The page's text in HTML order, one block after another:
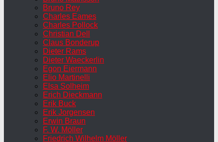
Bruno Rey
Charles Eames
Charles Pollock
Christian Dell
Claus Bonderup
Dieter Rams
Dieter Waeckerlin
Egon Eiermann
Elio Martinelli
Elsa Solheim
Erich Dieckmann
Erik Buck
Erik Jorgensen
Erwin Braun
F. W. Möller
Friedrich Wilhelm Möller